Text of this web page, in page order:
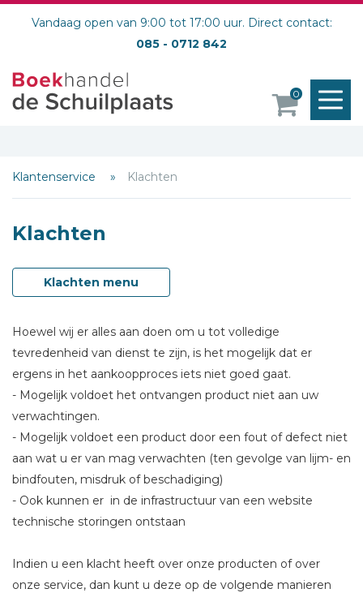
Vandaag open van 9:00 tot 17:00 uur. Direct contact:
085 - 0712 842
0
Klantenservice Klachten
Klachten
Klachten menu
Hoewel wij er alles aan doen om u tot volledige
tevredenheid van dienst te zijn, is het mogelijk dat er
ergens in het aankoopproces iets niet goed gaat.
- Mogelijk voldoet het ontvangen product niet aan uw
verwachtingen.
- Mogelijk voldoet een product door een fout of defect niet
aan wat u er van mag verwachten (ten gevolge van lijm- en
bindfouten, misdruk of beschadiging)
- Ook kunnen er in de infrastructuur van een website
technische storingen ontstaan
Indien u een klacht heeft over onze producten of over
onze service, dan kunt u deze op de volgende manieren